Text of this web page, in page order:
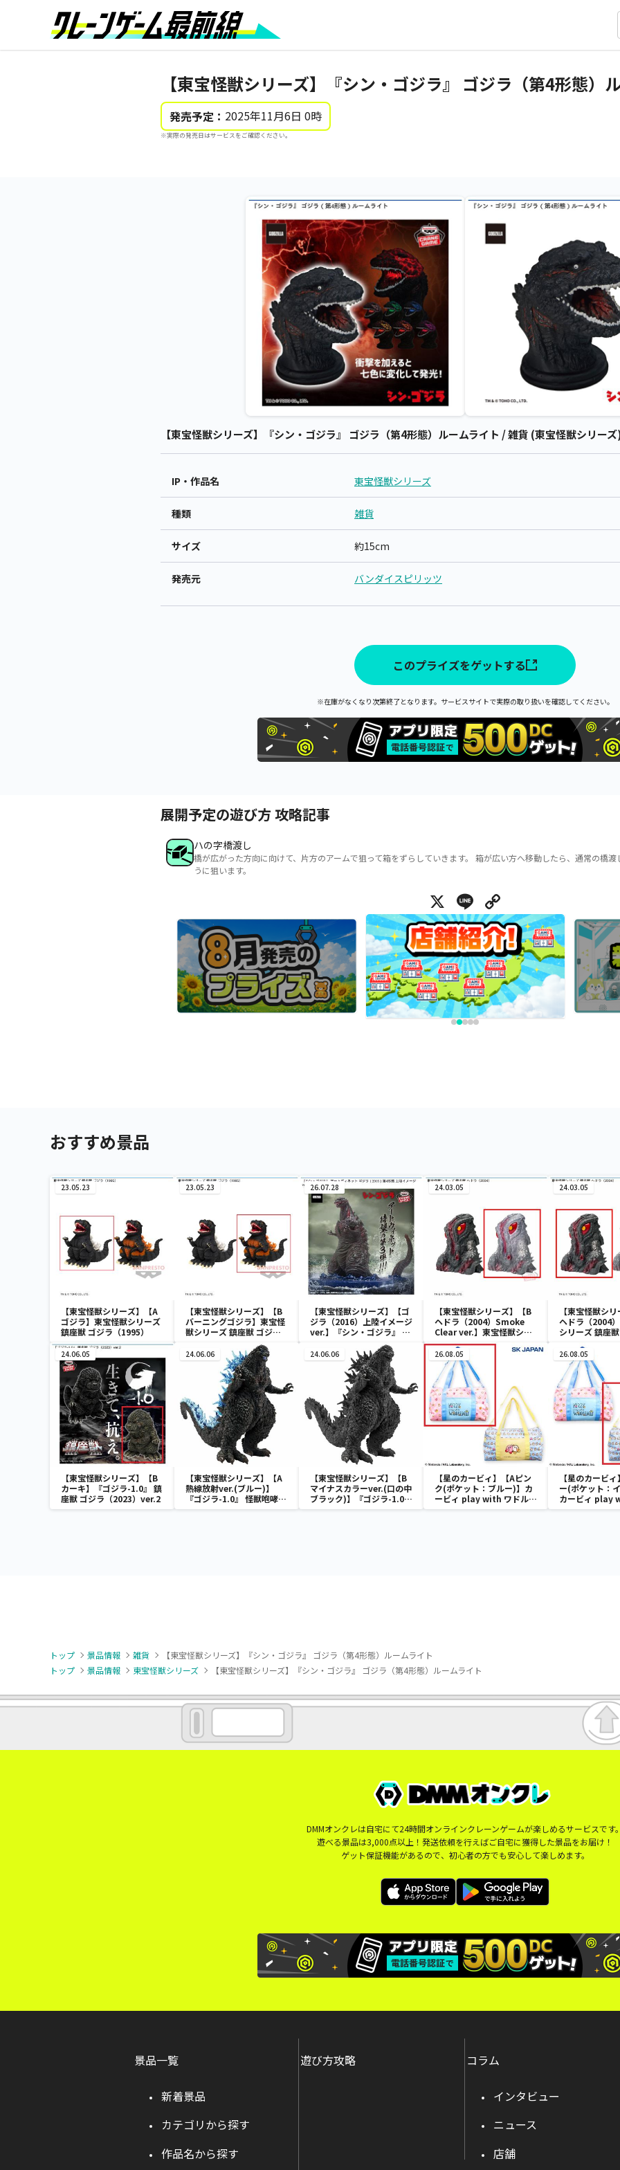
【東宝怪獣シリーズ】『シン・ゴジラ』 ゴジラ（第4形態）
発売予定： 2025年11月6日 0時
※実際の発売日はサービスをご確認ください。
【東宝怪獣シリーズ】『シン・ゴジラ』 ゴジラ（第4形態）ルームライト / 雑貨 (東宝怪獣シリー
IP・作品名 東宝怪獣シリーズ
種類 雑貨
サイズ 約15cm
発売元 バンダイスピリッツ
このプライズをゲットする
※在庫がなくなり次第終了となります。サービスサイトで実際の取り扱いを確認してください。
展開予定の遊び方 攻略記事
ハの字橋渡し
橋が広がった方向に向けて、片方のアームで狙って箱をずらしていきます。 箱が広い方へ移動したら、通常の橋
うに狙います。
X Line
おすすめ景品
23.05.23
【東宝怪獣シリーズ】【A
ゴジラ】東宝怪獣シリーズ
鎮座獣 ゴジラ（1995）
23.05.23
【東宝怪獣シリーズ】【B
バーニングゴジラ】東宝怪
獣シリーズ 鎮座獣 ゴジラ
26.07.28
【東宝怪獣シリーズ】【ゴ
ジラ（2016）上陸イメージ
ver.】『シン・ゴジラ』 ア
ートヴィネット ゴジラ
（2016）第4形態 上陸イメ
ージver.
24.03.05
【東宝怪獣シリーズ】【B
ヘドラ（2004）Smoke
Clear ver.】東宝怪獣シリ
ーズ 鎮座獣 ヘドラ
（2004）
24.03.05
【東宝怪獣シ
ヘドラ（2004
シリーズ 鎮座
24.06.05
【東宝怪獣シリーズ】【B
カーキ】『ゴジラ-1.0』 鎮
座獣 ゴジラ（2023）ver.2
24.06.06
【東宝怪獣シリーズ】【A
熱線放射ver.(ブルー)】
『ゴジラ-1.0』 怪獣咆哮撃
ゴジラ（2023） ver.2
24.06.06
【東宝怪獣シリーズ】【B
マイナスカラーver.(口の中
ブラック)】『ゴジラ-1.0』
怪獣咆哮撃 ゴジラ
26.08.05
【星のカービィ】【Aピン
ク(ポケット：ブルー)】カ
ービィ play with ワドルデ
ィ ボストンバッグ
26.08.05
【星のカービ
ー(ポケット：
カービィ play
ディ ボストン
トップ 景品情報 雑貨
【東宝怪獣シリーズ】『シン・ゴジラ』 ゴジラ（第4形態）ルームライト
トップ
景品情報 東宝怪獣シリーズ 【東宝怪獣シリーズ】『シン・ゴジラ』 ゴジラ（第4形態）ルームライト
DMMオンクレは自宅にて24時間オンラインクレーンゲームが楽しめるサービスです
遊べる景品は3,000点以上！発送依頼を行えばご自宅に獲得した景品をお届け！
ゲット保証機能があるので、初心者の方でも安心して楽しめます。
景品一覧
新着景品
カテゴリから探す
作品名から探す
遊び方攻略 コラム
インタビュー
ニュース
店舗